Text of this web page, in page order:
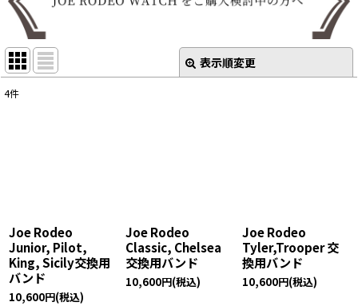
表示順変更
4件
Joe Rodeo
Junior, Pilot,
King, Sicily交換用
バンド
10,600円(税込)
Joe Rodeo
Classic, Chelsea
交換用バンド
10,600円(税込)
Joe Rodeo
Tyler,Trooper 交
換用バンド
10,600円(税込)